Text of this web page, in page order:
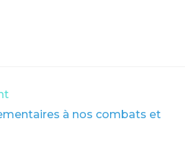
à nos combats et